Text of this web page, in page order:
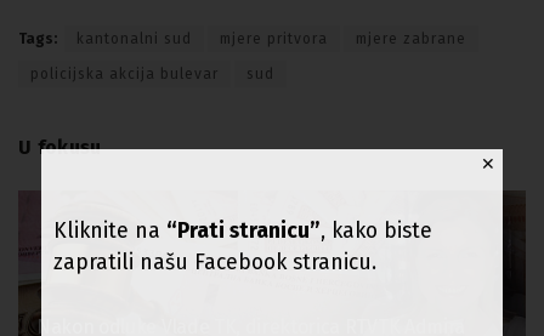
Tags: kantonalni sud mjere pritvora mjere zabrane
policijska akcija bulevar sud
U fokusu
Nakon odluke Vlade TK, direktorica RTVTK Admira
✕
Kliknite na “Prati stranicu”, kako biste
zapratili našu Facebook stranicu.